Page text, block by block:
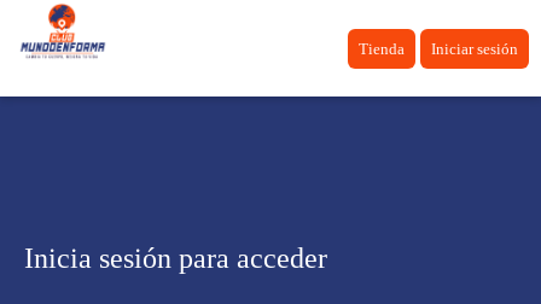
Tienda Iniciar sesión
Inicia sesión para acceder